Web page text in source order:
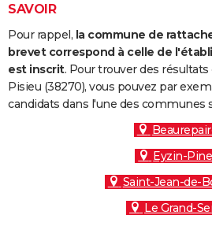
S'inscrire
Se connecter
Lycées
Collèges
Primaires
Universités
Entreprises
Service militaire
Avis de recherche
AVIS DE DÉCÈS
FORUM
SAVOIR
Pour rappel, la commune de
brevet correspond à celle de
est inscrit. Pour trouver des
Pisieu (38270), vous pouvez par
candidats dans l'une des communes
Eyzin-
Saint-Jean-de-
Le Grand-